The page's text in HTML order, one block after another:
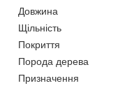
Довжина
Щільність
Покриття
Порода дерева
Призначення